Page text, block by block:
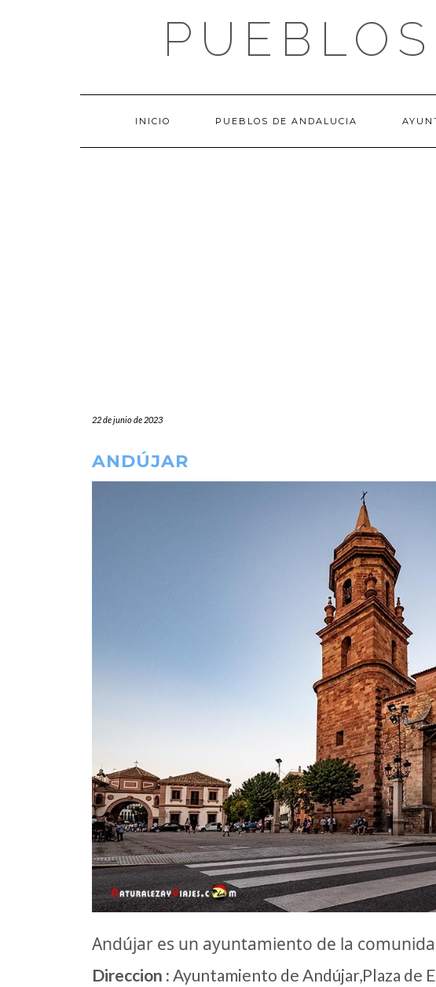
INICIO PUEBLOS DE ANDALUCIA
22 de junio de 2023
ANDÚJAR
Andújar es un ayuntamiento de la
Direccion : Ayuntamiento de Andújar,Plaza de